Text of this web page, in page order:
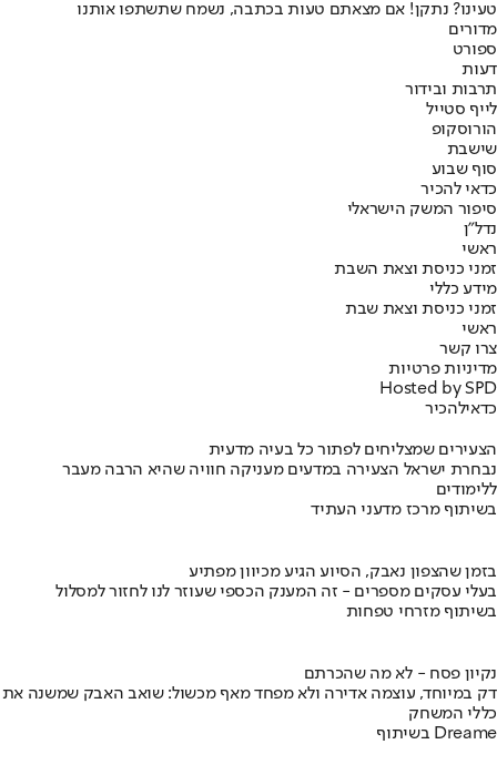
טעינו? נתקן! אם מצאתם טעות בכתבה, נשמח שתשתפו אותנו
מדורים
ספורט
דעות
תרבות ובידור
לייף סטייל
הורוסקופ
שישבת
סוף שבוע
כדאי להכיר
סיפור המשק הישראלי
נדל"ן
ראשי
זמני כניסת וצאת השבת
מידע כללי
זמני כניסת וצאת שבת
ראשי
צרו קשר
מדיניות פרטיות
Hosted by SPD
כדאילהכיר
הצעירים שמצליחים לפתור כל בעיה מדעית
נבחרת ישראל הצעירה במדעים מעניקה חוויה שהיא הרבה מעבר
ללימודים
בשיתוף מרכז מדעני העתיד
בזמן שהצפון נאבק, הסיוע הגיע מכיוון מפתיע
בעלי עסקים מספרים - זה המענק הכספי שעוזר לנו לחזור למסלול
בשיתוף מזרחי טפחות
נקיון פסח - לא מה שהכרתם
דק במיוחד, עוצמה אדירה ולא מפחד מאף מכשול: שואב האבק שמשנה את
כללי המשחק
בשיתוף Dreame